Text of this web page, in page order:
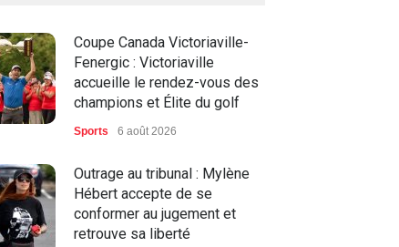
Coupe Canada Victoriaville-
Fenergic : Victoriaville
accueille le rendez-vous des
champions et Élite du golf
Sports 6 août 2026
Outrage au tribunal : Mylène
Hébert accepte de se
conformer au jugement et
retrouve sa liberté